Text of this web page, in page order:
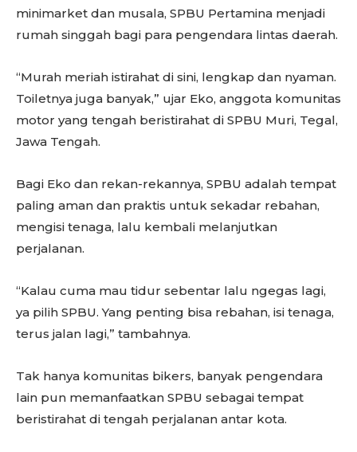
minimarket dan musala, SPBU Pertamina menjadi
rumah singgah bagi para pengendara lintas daerah.
“Murah meriah istirahat di sini, lengkap dan nyaman.
Toiletnya juga banyak,” ujar Eko, anggota komunitas
motor yang tengah beristirahat di SPBU Muri, Tegal,
Jawa Tengah.
Bagi Eko dan rekan-rekannya, SPBU adalah tempat
paling aman dan praktis untuk sekadar rebahan,
mengisi tenaga, lalu kembali melanjutkan
perjalanan.
“Kalau cuma mau tidur sebentar lalu ngegas lagi,
ya pilih SPBU. Yang penting bisa rebahan, isi tenaga,
terus jalan lagi,” tambahnya.
Tak hanya komunitas bikers, banyak pengendara
lain pun memanfaatkan SPBU sebagai tempat
beristirahat di tengah perjalanan antar kota.